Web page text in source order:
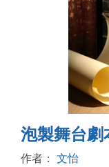
泡製舞台
作者：
文怡